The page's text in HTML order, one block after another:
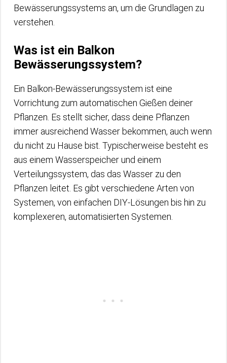
Bewässerungssystems an, um die Grundlagen zu
verstehen.
Was ist ein Balkon
Bewässerungssystem?
Ein Balkon-Bewässerungssystem ist eine
Vorrichtung zum automatischen Gießen deiner
Pflanzen. Es stellt sicher, dass deine Pflanzen
immer ausreichend Wasser bekommen, auch wenn
du nicht zu Hause bist. Typischerweise besteht es
aus einem Wasserspeicher und einem
Verteilungssystem, das das Wasser zu den
Pflanzen leitet. Es gibt verschiedene Arten von
Systemen, von einfachen DIY-Lösungen bis hin zu
komplexeren, automatisierten Systemen.